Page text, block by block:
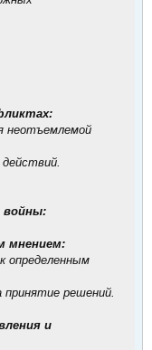
неотъемлемой
войны:
мнением:
определенным
принятие решений.
и